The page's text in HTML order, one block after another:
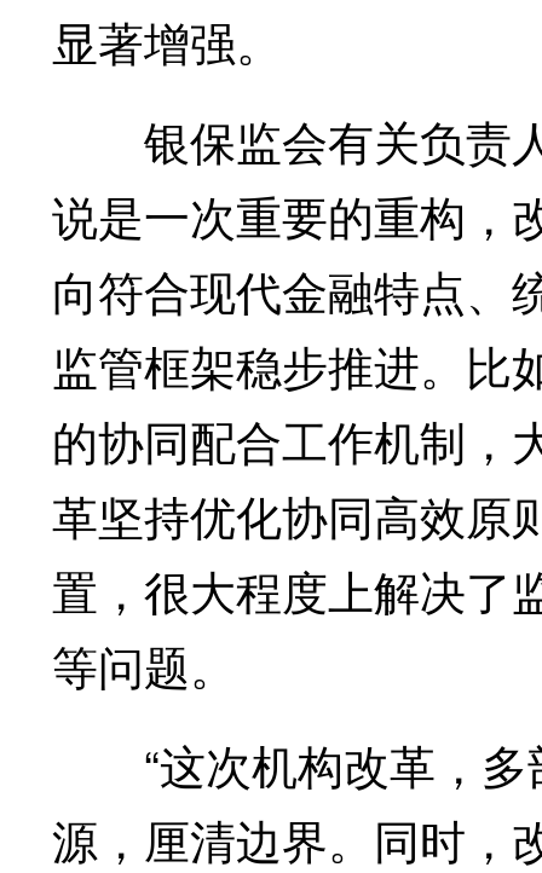
显著增强。
银保监会有关负责
说是一次重要的重构，
向符合现代金融特点、
监管框架稳步推进。比
的协同配合工作机制，
革坚持优化协同高效原
置，很大程度上解决了
等问题。
“这次机构改革，多
源，厘清边界。同时，